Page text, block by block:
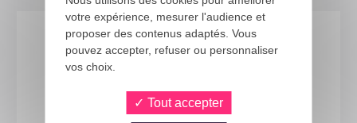
votre expérience, mesurer l'audience et
proposer des contenus adaptés. Vous
pouvez accepter, refuser ou personnaliser
vos choix.
Tout accepter